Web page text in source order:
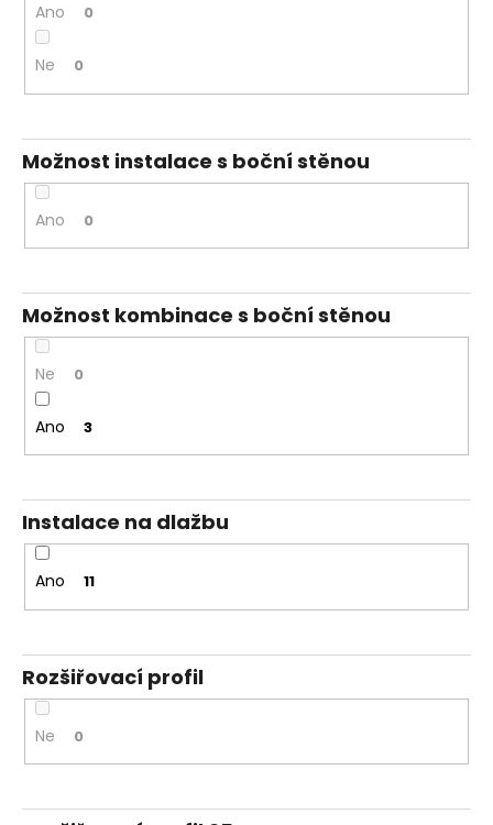
Ano 0
Ne 0
Možnost instalace s boční stěnou
Ano 0
Možnost kombinace s boční stěnou
Ne 0
Ano 3
Instalace na dlažbu
Ano 11
Rozšiřovací profil
Ne 0